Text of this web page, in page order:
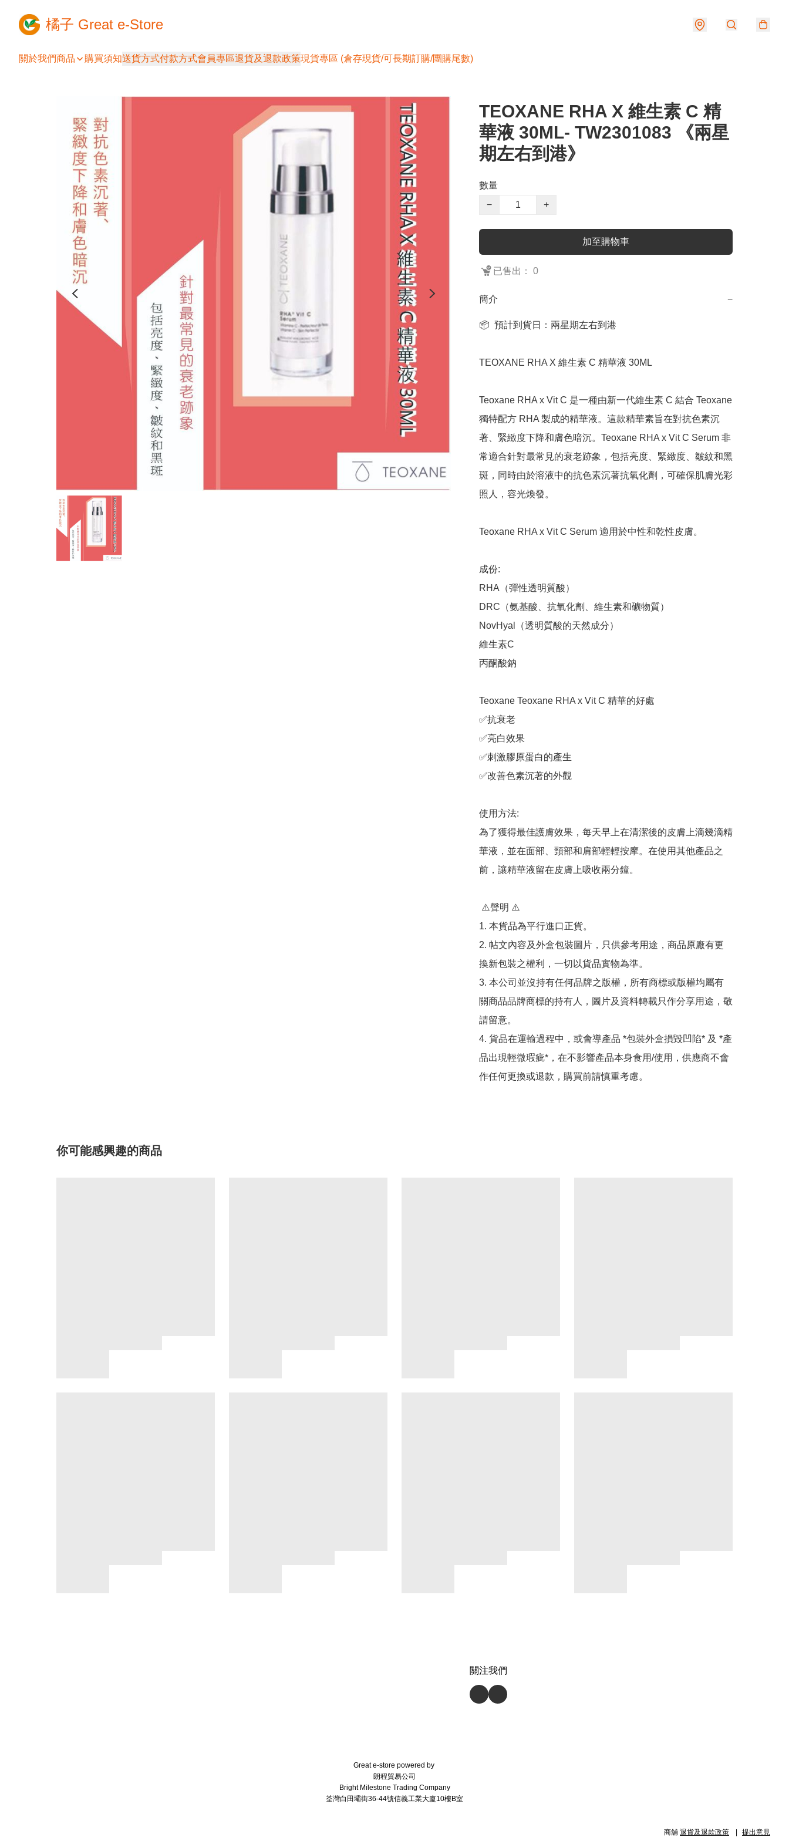
橘子 Great e-Store
關於我們商品 購買須知送貨方式付款方式會員專區退貨及退款政策現貨專區 (倉存現貨/可長期訂購/團購尾數)
TEOXANE RHA X 維生素 C 精
華液 30ML- TW2301083 《兩星
期左右到港》
數量
−
+
加至購物車
已售出： 0
簡介 −
📦  預計到貨日：兩星期左右到港
TEOXANE RHA X 維生素 C 精華液 30ML
Teoxane RHA x Vit C 是一種由新一代維生素 C 結合 Teoxane
獨特配方 RHA 製成的精華液。這款精華素旨在對抗色素沉
著、緊緻度下降和膚色暗沉。Teoxane RHA x Vit C Serum 非
常適合針對最常見的衰老跡象，包括亮度、緊緻度、皺紋和黑
斑，同時由於溶液中的抗色素沉著抗氧化劑，可確保肌膚光彩
照人，容光煥發。
Teoxane RHA x Vit C Serum 適用於中性和乾性皮膚。
成份:
RHA（彈性透明質酸）
DRC（氨基酸、抗氧化劑、維生素和礦物質）
NovHyal（透明質酸的天然成分）
維生素C
丙酮酸鈉
Teoxane Teoxane RHA x Vit C 精華的好處
✅抗衰老
✅亮白效果
✅刺激膠原蛋白的產生
✅改善色素沉著的外觀
使用方法:
為了獲得最佳護膚效果，每天早上在清潔後的皮膚上滴幾滴精
華液，並在面部、頸部和肩部輕輕按摩。在使用其他產品之
前，讓精華液留在皮膚上吸收兩分鐘。
1. 本貨品為平行進口正貨。
2. 帖文內容及外盒包裝圖片，只供參考用途，商品原廠有更
換新包裝之權利，一切以貨品實物為準。
3. 本公司並沒持有任何品牌之版權，所有商標或版權均屬有
關商品品牌商標的持有人，圖片及資料轉載只作分享用途，敬
請留意。
4. 貨品在運輸過程中，或會導產品 *包裝外盒損毀凹陷* 及 *產
品出現輕微瑕疵*，在不影響產品本身食用/使用，供應商不會
作任何更換或退款，購買前請慎重考慮。
你可能感興趣的商品
關注我們
Great e-store powered by
朗程貿易公司
Bright Milestone Trading Company
荃灣白田壩街36-44號信義工業大廈10樓B室
商舖 退貨及退款政策 提出意見